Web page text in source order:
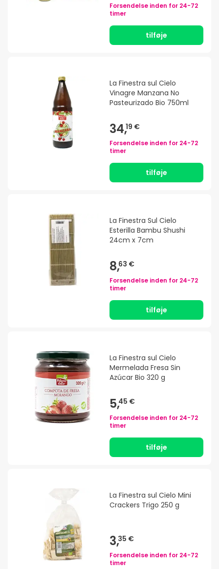
Forsendelse inden for 24-72
timer
tilføje
La Finestra sul Cielo
Vinagre Manzana No
Pasteurizado Bio 750ml
34,19 €
Forsendelse inden for 24-72
timer
tilføje
La Finestra Sul Cielo
Esterilla Bambu Shushi
24cm x 7cm
8,63 €
Forsendelse inden for 24-72
timer
tilføje
La Finestra sul Cielo
Mermelada Fresa Sin
Azúcar Bio 320 g
5,45 €
Forsendelse inden for 24-72
timer
tilføje
La Finestra sul Cielo Mini
Crackers Trigo 250 g
3,35 €
Forsendelse inden for 24-72
timer